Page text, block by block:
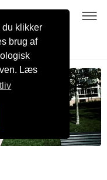
du klikker
brug af
Læs